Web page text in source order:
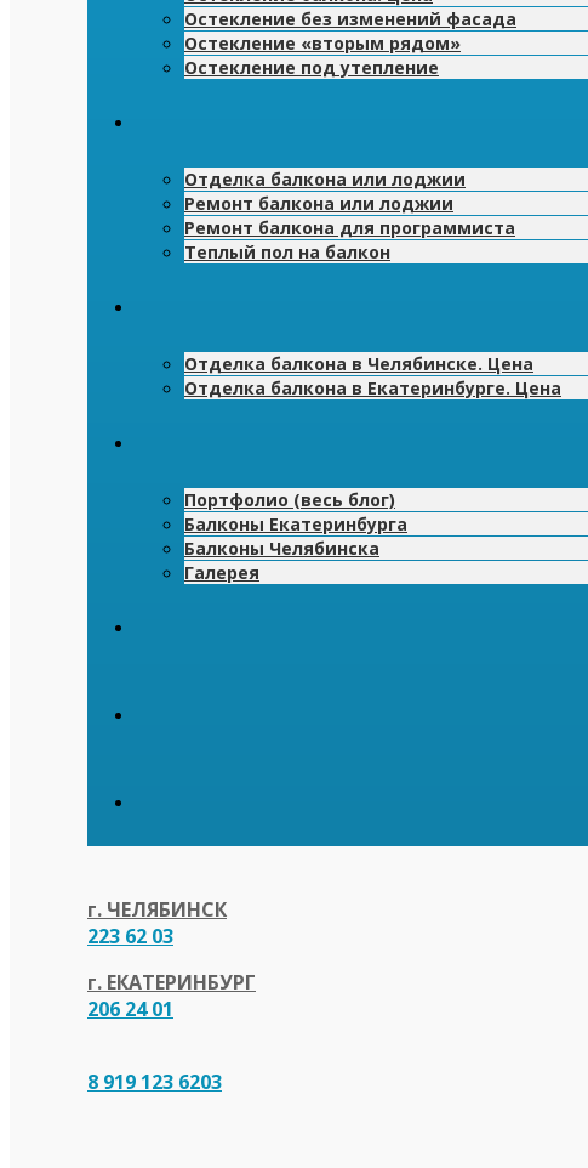
Остекление без изменений фасада
Остекление «вторым рядом»
Остекление под утепление
Отделка балкона или лоджии
Ремонт балкона или лоджии
Ремонт балкона для программиста
Теплый пол на балкон
Отделка балкона в Челябинске. Цена
Отделка балкона в Екатеринбурге. Цена
Портфолио (весь блог)
Балконы Екатеринбурга
Балконы Челябинска
Галерея
г. ЧЕЛЯБИНСК
223 62 03
г. ЕКАТЕРИНБУРГ
206 24 01
8 919 123 6203